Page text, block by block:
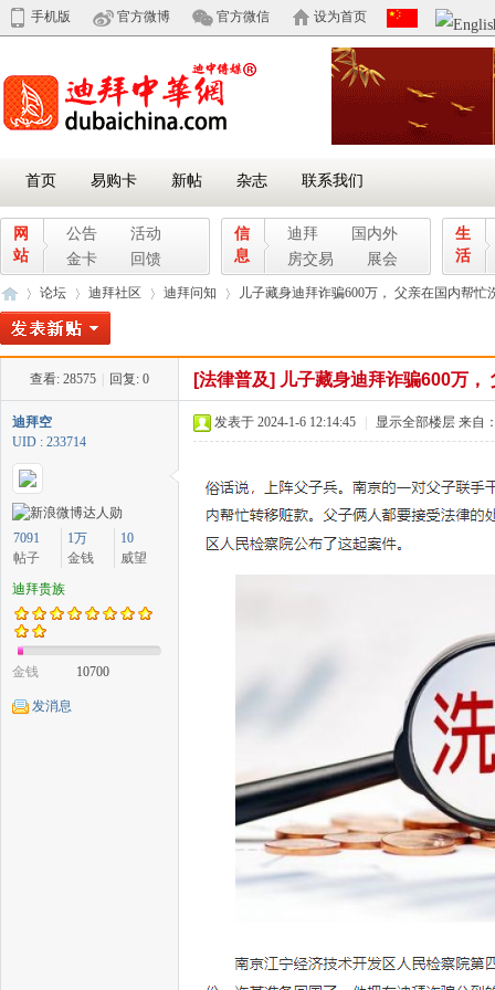
手机版 官方微博 官方微信 设为首页
首页 易购卡 新帖 杂志 联系我们
网
站
公告
活动
金卡
回馈
信
息
迪拜
国内外
房交易
展会
生
活
论坛
›
迪拜社区
›
迪拜问知
›
儿子藏身迪拜诈骗600万， 父亲在国内帮忙
查看: 28575 回复: 0 [法律普及] 儿子藏身迪拜诈骗600万
迪拜空
UID : 233714
7091
帖子
1万
金钱
10
威望
迪拜贵族
金钱 10700
发消息
发表于 2024-1-6 12:14:45 显示全部楼层 来自